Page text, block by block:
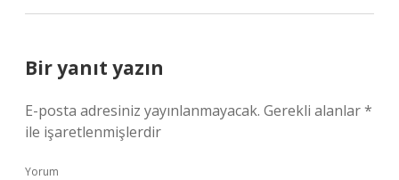
Bir yanıt yazın
E-posta adresiniz yayınlanmayacak. Gerekli alanlar*
ile işaretlenmişlerdir
Yorum